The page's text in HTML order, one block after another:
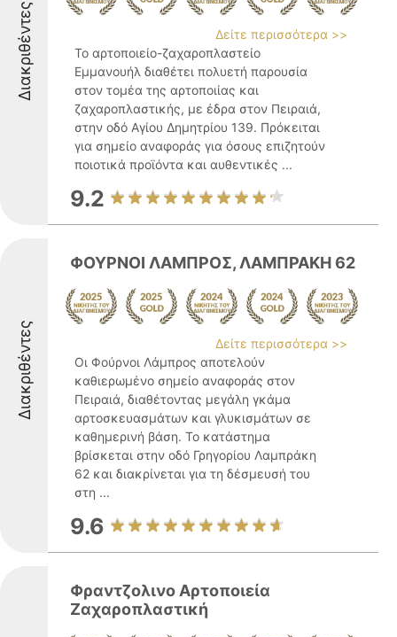
Διακριθέντες
Δείτε περισσότερα >>
Το αρτοποιείο-ζαχαροπλαστείο
Εμμανουήλ διαθέτει πολυετή παρουσία
στον τομέα της αρτοποιίας και
ζαχαροπλαστικής, με έδρα στον Πειραιά,
στην οδό Αγίου Δημητρίου 139. Πρόκειται
για σημείο αναφοράς για όσους επιζητούν
ποιοτικά προϊόντα και αυθεντικές ...
9.2
Διακριθέντες
ΦΟΥΡΝΟΙ ΛΑΜΠΡΟΣ, ΛΑΜΠΡΑΚΗ 62
Δείτε περισσότερα >>
Οι Φούρνοι Λάμπρος αποτελούν
καθιερωμένο σημείο αναφοράς στον
Πειραιά, διαθέτοντας μεγάλη γκάμα
αρτοσκευασμάτων και γλυκισμάτων σε
καθημερινή βάση. Το κατάστημα
βρίσκεται στην οδό Γρηγορίου Λαμπράκη
62 και διακρίνεται για τη δέσμευσή του
στη ...
9.6
Φραντζολινο Αρτοποιεία
Ζαχαροπλαστική